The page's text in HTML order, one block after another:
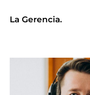
La Gerencia.